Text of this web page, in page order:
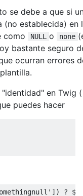
se debe a que si
(no establecida) en
como
NULL o none
bastante seguro
ocurran errores
en Twig (
puedes hacer
]) ?